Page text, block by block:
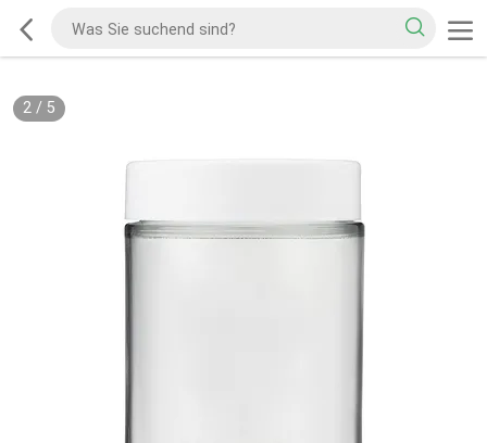
2/ 5